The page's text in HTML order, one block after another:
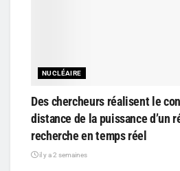
NUCLÉAIRE
Des chercheurs réalisent le
distance de la puissance d’un
recherche en temps réel
il y a 2 semaines